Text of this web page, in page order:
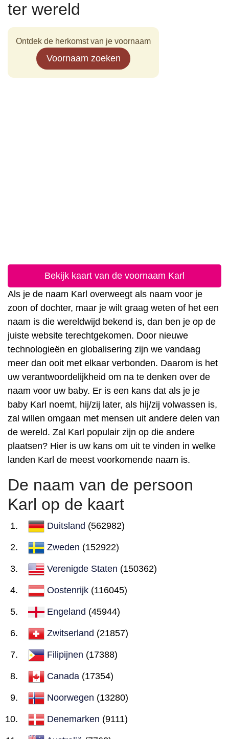
ter wereld
Ontdek de herkomst van je voornaam
Voornaam zoeken
Bekijk kaart van de voornaam Karl
Als je de naam Karl overweegt als naam voor je
zoon of dochter, maar je wilt graag weten of het een
naam is die wereldwijd bekend is, dan ben je op de
juiste website terechtgekomen. Door nieuwe
technologieën en globalisering zijn we vandaag
meer dan ooit met elkaar verbonden. Daarom is het
uw verantwoordelijkheid om na te denken over de
naam voor uw baby. Er is een kans dat als je je
baby Karl noemt, hij/zij later, als hij/zij volwassen is,
zal willen omgaan met mensen uit andere delen van
de wereld. Zal Karl populair zijn op die andere
plaatsen? Hier is uw kans om uit te vinden in welke
landen Karl de meest voorkomende naam is.
De naam van de persoon
Karl op de kaart
Duitsland (562982)
Zweden (152922)
Verenigde Staten (150362)
Oostenrijk (116045)
Engeland (45944)
Zwitserland (21857)
Filipijnen (17388)
Canada (17354)
Noorwegen (13280)
Denemarken (9111)